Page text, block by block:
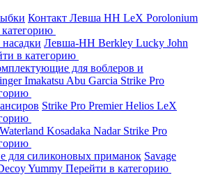
Контакт Левша НН LeX Porolonium
Левша-НН Berkley Lucky John
в категорию
для воблеров и
Imakatsu Abu Garcia Strike Pro
Strike Pro PremierHelios LeX
Waterland Kosadaka Nadar Strike Pro
для силиконовых приманок Savage
Yummy Перейти в категорию